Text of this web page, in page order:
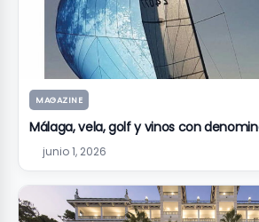
MAGAZINE
Málaga, vela, golf y vinos con
junio 1, 2026